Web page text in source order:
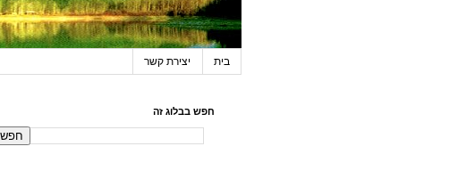
בית יצירת קשר
חפש בבלוג זה